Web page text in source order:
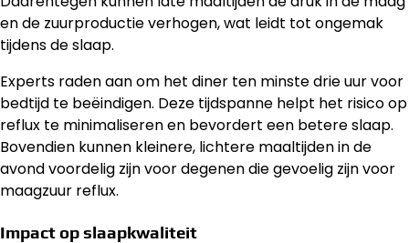
en de zuurproductie verhogen, wat leidt tot ongemak
tijdens de slaap.
Experts raden aan om het diner ten minste drie uur voor
bedtijd te beëindigen. Deze tijdspanne helpt het risico op
reflux te minimaliseren en bevordert een betere slaap.
Bovendien kunnen kleinere, lichtere maaltijden in de
avond voordelig zijn voor degenen die gevoelig zijn voor
maagzuur reflux.
Impact op slaapkwaliteit